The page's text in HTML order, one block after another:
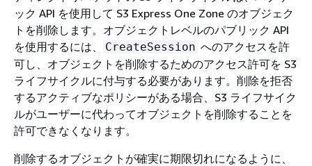
ック API を使用して S3 Express One Zone のオブジェク
トを削除します。オブジェクトレベルのパブリック API
を使用するには、
CreateSession へのアクセスを許
可し、オブジェクトを削除するためのアクセス許可を S3
ライフサイクルに付与する必要があります。削除を拒否
するアクティブなポリシーがある場合、S3 ライフサイク
ルがユーザーに代わってオブジェクトを削除することを
許可できなくなります。
削除するオブジェクトが確実に期限切れになるように、